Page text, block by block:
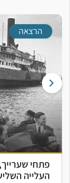
הרצאה
פתחי
העלייה